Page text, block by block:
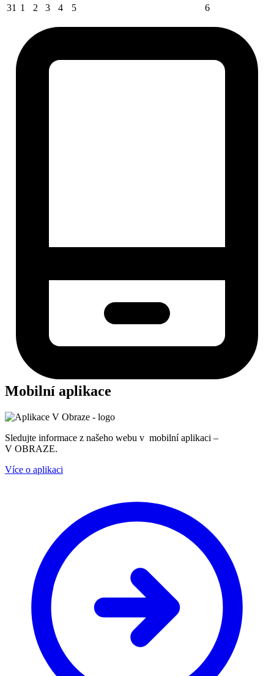
31 1 2 3 4 5 6
Mobilní aplikace
Sledujte informace z našeho webu v mobilní aplikaci –
V OBRAZE.
Více o aplikaci